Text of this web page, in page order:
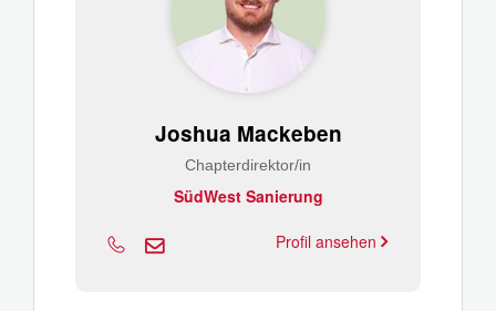
Joshua Mackeben
Chapterdirektor/in
SüdWest Sanierung
Profil ansehen